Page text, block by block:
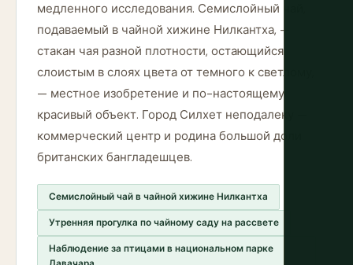
медленного исследования. Семислойный чай,
подаваемый в чайной хижине Нилкантха, —
стакан чая разной плотности, остающийся
слоистым в слоях цвета от темного к светлому,
— местное изобретение и по-настоящему
красивый объект. Город Силхет неподалеку —
коммерческий центр и родина большой доли
британских бангладешцев.
Семислойный чай в чайной хижине Нилкантха
Утренняя прогулка по чайному саду на рассвете
Наблюдение за птицами в национальном парке